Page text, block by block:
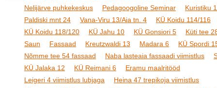
Nelijärve puhkekeskus
Pedagoogoline Seminar
Kuristiku
Paldiski mnt 24
Vana-Viru 13/Aia tn. 4
KÜ Koidu 114/116
KÜ Koidu 118/120
KÜ Jahu 10 KÜ Gonsiori 5
Küti tee
Saun
Fassaad Kreutzwaldi 13 Madara 6
KÜ Spordi
Nõmme tee 54 fassaad
Naba lasteaia fassaadi viimistlus
KÜ Jalaka 12
KÜ Reimani 6
Eramu maalritööd
Leigeri 4 viimistlus lubjaga
Heina 47 trepikoja viimistlus